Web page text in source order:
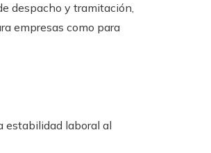
despacho y tramitación,
empresas como para
estabilidad laboral al